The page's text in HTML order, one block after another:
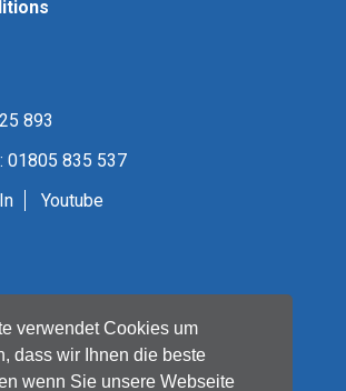
verwendet Cookies um
dass wir Ihnen die beste
wenn Sie unsere Webseite
893
01805 835 537
Youtube